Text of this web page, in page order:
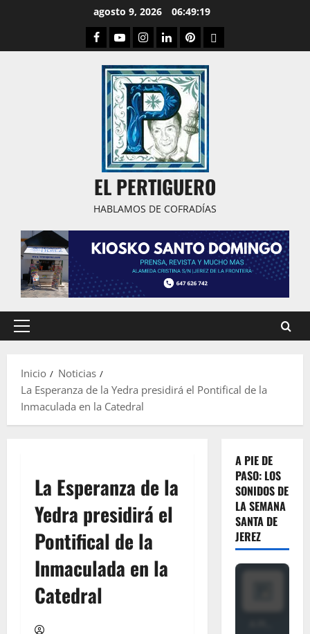
agosto 9, 2026 06:49:20
Facebook
YoutubeInstagram
LinkedPinterestDribbble
EL PERTIGUERO
HABLAMOS DE COFRADÍAS
Menú
Inicio
Noticias
La Esperanza de la Yedra presidirá el Pontifical de la
Inmaculada en la Catedral
La Esperanza de la
Yedra presidirá el
Pontifical de la
Inmaculada en la
Catedral
A PIE DE
PASO: LOS
SONIDOS DE
LA SEMANA
SANTA DE
JEREZ